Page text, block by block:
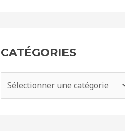
CATÉGORIES